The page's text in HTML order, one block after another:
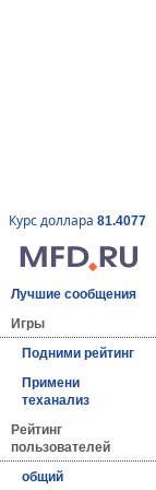
Курс доллара 81.4077
Лучшие сообщения
Игры
Подними рейтинг
Примени
теханализ
Рейтинг
пользователей
общий